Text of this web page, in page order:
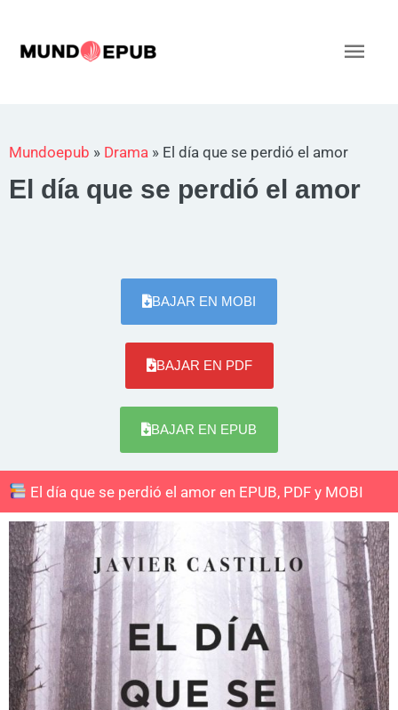
contenido
Mundoepub » Drama » El día que se perdió el amor
El día que se perdió el amor
BAJAR EN MOBI
BAJAR EN PDF
BAJAR EN EPUB
El día que se perdió el amor en EPUB, PDF y MOBI